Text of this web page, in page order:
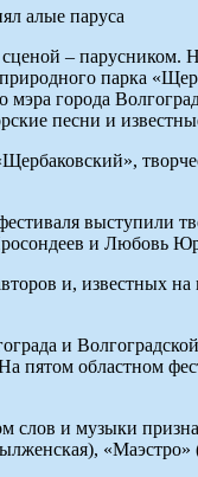
–
парка
города
песни и
выступили
и Любовь
и, известных
и
пятом областном
слов и музыки